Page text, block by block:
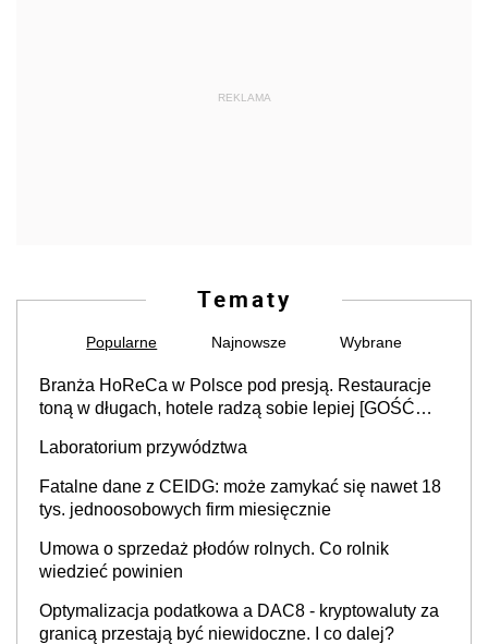
REKLAMA
Tematy
Popularne Najnowsze Wybrane
Branża HoReCa w Polsce pod presją. Restauracje
toną w długach, hotele radzą sobie lepiej [GOŚĆ
Laboratorium przywództwa
Fatalne dane z CEIDG: może zamykać się nawet 18
tys. jednoosobowych firm miesięcznie
Umowa o sprzedaż płodów rolnych. Co rolnik
wiedzieć powinien
Optymalizacja podatkowa a DAC8 - kryptowaluty za
granicą przestają być niewidoczne. I co dalej?